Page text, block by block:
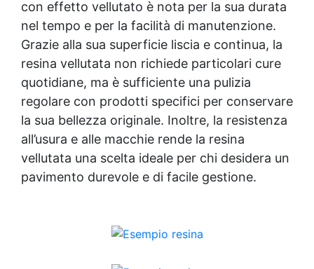
con effetto vellutato è nota per la sua durata
nel tempo e per la facilità di manutenzione.
Grazie alla sua superficie liscia e continua, la
resina vellutata non richiede particolari cure
quotidiane, ma è sufficiente una pulizia
regolare con prodotti specifici per conservare
la sua bellezza originale. Inoltre, la resistenza
all’usura e alle macchie rende la resina
vellutata una scelta ideale per chi desidera un
pavimento durevole e di facile gestione.